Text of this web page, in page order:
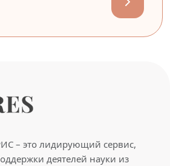
– это лидирующий сервис,
деятелей науки из